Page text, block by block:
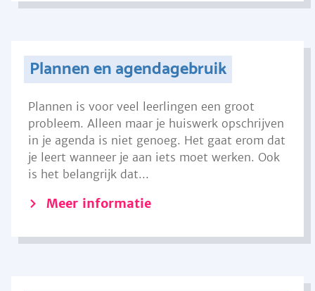
Plannen en agendagebruik
Plannen is voor veel leerlingen een groot
probleem. Alleen maar je huiswerk opschrijven
in je agenda is niet genoeg. Het gaat erom dat
je leert wanneer je aan iets moet werken. Ook
is het belangrijk dat...
Meer informatie